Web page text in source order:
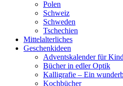
Polen
Schweiz
Schweden
Tschechien
Mittelalterliches
Geschenkideen
Adventskalender für
Bücher in edler Optik
Kalligrafie – Ein
Kochbücher